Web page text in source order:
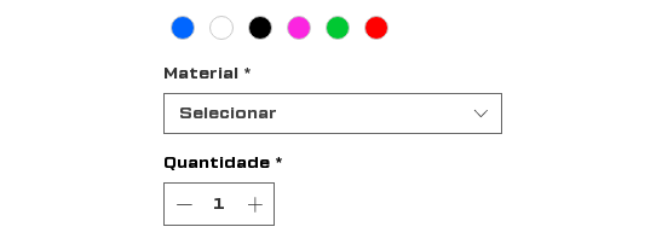
Medidas aproximadas para
Peso aproximado (g): 189
Material *
Selecionar
Quantidade *